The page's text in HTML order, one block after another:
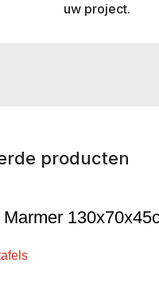
uw project.
producten